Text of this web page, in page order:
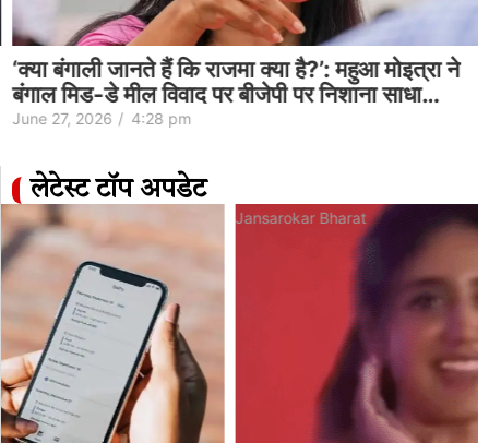
‘क्या बंगाली जानते हैं कि राजमा क्या है?’: महुआ मोइत्रा ने
बंगाल मिड-डे मील विवाद पर बीजेपी पर निशाना साधा…
June 27, 2026 / 4:28 pm
लेटेस्ट टॉप अपडेट
Jansarokar Bharat